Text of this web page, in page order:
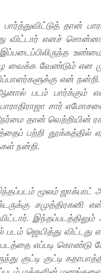
தான்
விட்டார் எனச்
வைக்க வேண்டும் என
என்
படம் பார்க்கும்
சார் எமோசனை
தான் வெற்றியின்
பற்றி தூக்கத்தில்
நன்றி.
மூலம் ஜாக்பாட்
சமுத்திரகனி
படம் ஜெயித்து
எப்படி
குட்டி குட்டி